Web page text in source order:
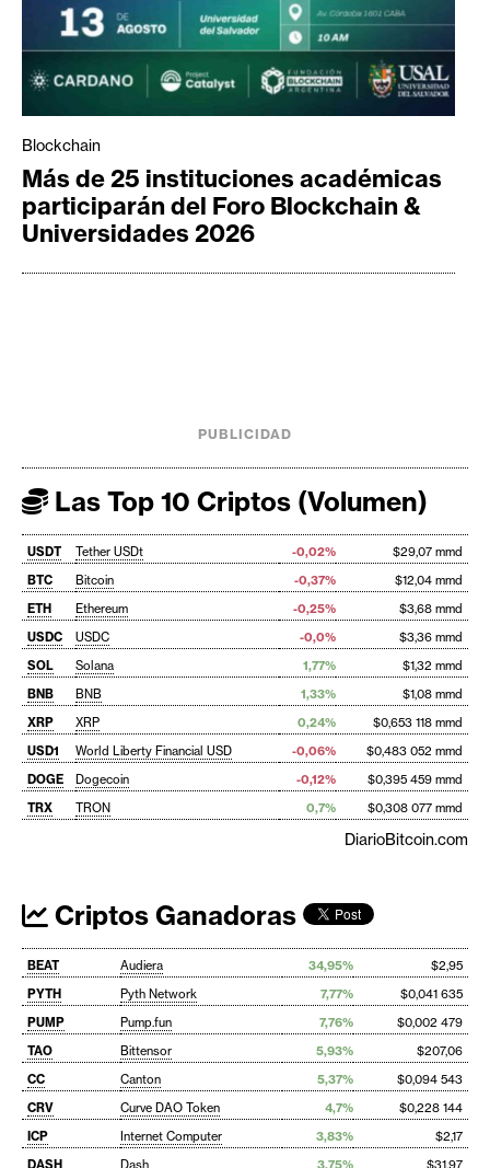
Blockchain
Más de 25 instituciones académicas
participarán del Foro Blockchain &
Universidades 2026
PUBLICIDAD
Las Top 10 Criptos (Volumen)
USDT Tether USDt -0,02%
$29,07 mmd
BTC
Bitcoin -0,37%
$12,04 mmd
ETH
Ethereum -0,25%
$3,68 mmd
USDC
USDC -0,0%
$3,36 mmd
SOL
Solana 1,77%
$1,32 mmd
BNB
BNB 1,33%
$1,08 mmd
XRP
XRP 0,24%
$0,653 118 mmd
USD1
World Liberty Financial USD -0,06%
$0,483 052 mmd
DOGE
Dogecoin -0,12%
$0,395 459 mmd
TRX
TRON 0,7% $0,308 077 mmd
DiarioBitcoin.com
Criptos Ganadoras
BEAT Audiera 34,95%
$2,95
PYTH
Pyth Network 7,77%
$0,041 635
PUMP
Pump.fun 7,76%
$0,002 479
TAO
Bittensor 5,93%
$207,06
CC
Canton 5,37%
$0,094 543
CRV
Curve DAO Token 4,7%
$0,228 144
ICP
Internet Computer 3,83%
$2,17
DASH
Dash 3,75% $31,97